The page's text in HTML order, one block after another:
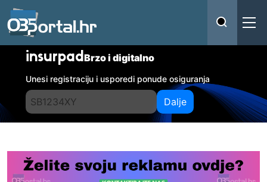
insurpadBrzo i digitalno
Unesi registraciju i usporedi ponude osiguranja
Dalje